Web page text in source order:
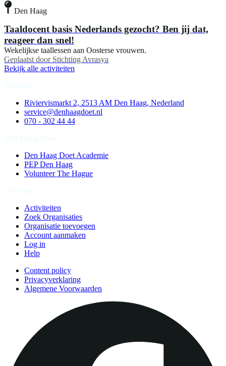
Den Haag
Taaldocent basis Nederlands gezocht? Ben jij dat,
reageer dan snel!
Wekelijkse taallessen aan Oosterse vrouwen.
Geplaatst door Stichting Avrasya
Bekijk alle activiteiten
Riviervismarkt 2, 2513 AM Den Haag, Nederland
service@denhaagdoet.nl
070 - 302 44 44
Den Haag Doet Academie
PEP Den Haag
Volunteer The Hague
Activiteiten
Zoek Organisaties
Organisatie toevoegen
Account aanmaken
Log in
Help
Content policy
Privacyverklaring
Algemene Voorwaarden